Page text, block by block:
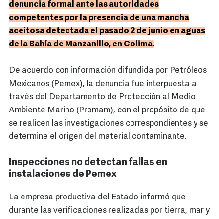
denuncia formal ante las autoridades
competentes por la presencia de una mancha
aceitosa detectada el pasado 2 de junio en aguas
de la Bahía de Manzanillo, en Colima.
De acuerdo con información difundida por Petróleos
Mexicanos (Pemex), la denuncia fue interpuesta a
través del Departamento de Protección al Medio
Ambiente Marino (Promam), con el propósito de que
se realicen las investigaciones correspondientes y se
determine el origen del material contaminante.
Inspecciones no detectan fallas en
instalaciones de Pemex
La empresa productiva del Estado informó que
durante las verificaciones realizadas por tierra, mar y